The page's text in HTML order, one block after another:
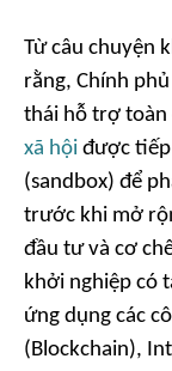
Từ câu chuyện
rằng, Chính
thái hỗ trợ toàn
xã hội được tiếp
(sandbox) để
trước khi mở
đầu tư và cơ
khởi nghiệp có
ứng dụng các
(Blockchain),